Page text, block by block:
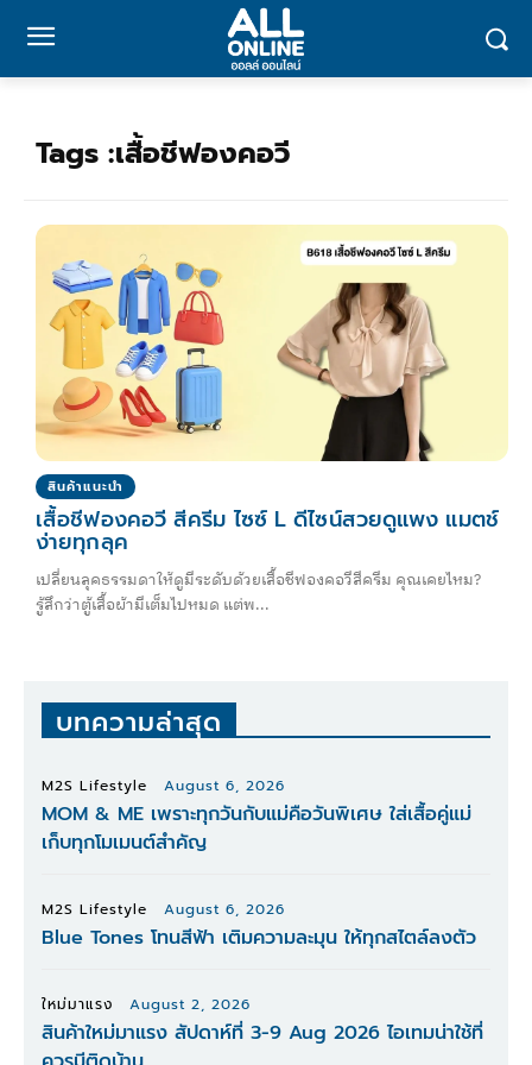
Tags :เสื้อชีฟองคอวี
สินค้าแนะนำ
เสื้อชีฟองคอวี สีครีม ไซซ์ L ดีไซน์สวยดูแพง แมตช์
ง่ายทุกลุค
เปลี่ยนลุคธรรมดาให้ดูมีระดับด้วยเสื้อชีฟองคอวีสีครีม คุณเคยไหม?
รู้สึกว่าตู้เสื้อผ้ามีเต็มไปหมด แต่พ...
บทความล่าสุด
M2S Lifestyle August 6, 2026
MOM & ME เพราะทุกวันกับแม่คือวันพิเศษ ใส่เสื้อคู่แม่
เก็บทุกโมเมนต์สำคัญ
M2S Lifestyle August 6, 2026
Blue Tones โทนสีฟ้า เติมความละมุน ให้ทุกสไตล์ลงตัว
ใหม่มาแรง August 2, 2026
สินค้าใหม่มาแรง สัปดาห์ที่ 3-9 Aug 2026 ไอเทมน่าใช้ที่